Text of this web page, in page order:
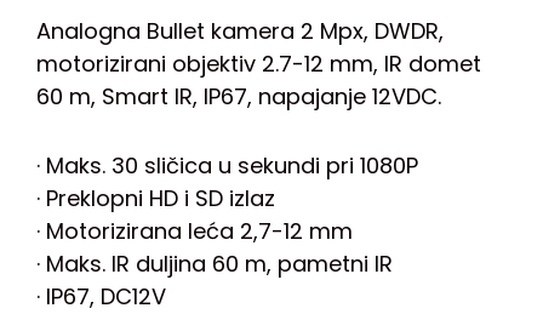
Analogna Bullet kamera 2 Mpx, DWDR,
motorizirani objektiv 2.7-12 mm, IR domet
60 m, Smart IR, IP67, napajanje 12VDC.
· Maks. 30 sličica u sekundi pri 1080P
· Preklopni HD i SD izlaz
· Motorizirana leća 2,7-12 mm
· Maks. IR duljina 60 m, pametni IR
· IP67, DC12V